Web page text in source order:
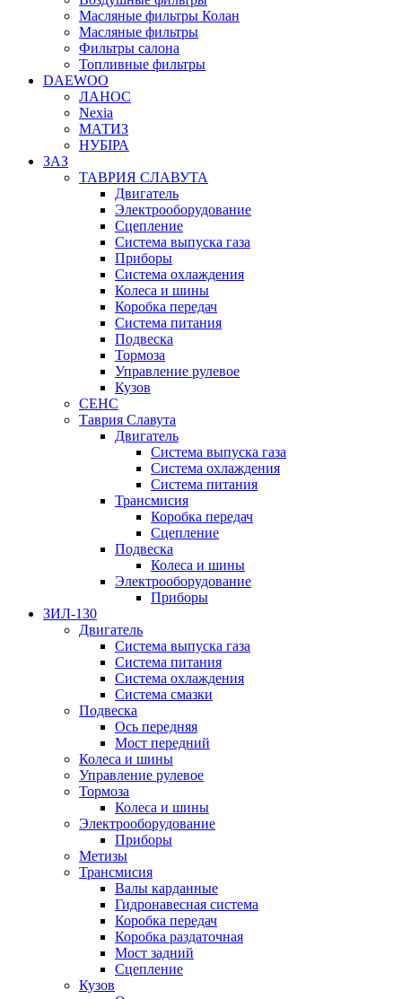
Масляные фильтры Колан
Масляные фильтры
Фильтры салона
Топливные фильтры
DAEWOO
ЛАНОС
Nexia
МАТИЗ
НУБІРА
ЗАЗ
ТАВРИЯ СЛАВУТА
Двигатель
Электрооборудование
Сцепление
Система выпуска газа
Приборы
Система охлаждения
Колеса и шины
Коробка передач
Система питания
Подвеска
Тормоза
Управление рулевое
Кузов
СЕНС
Таврия Славута
Двигатель
Система выпуска газа
Система охлаждения
Система питания
Трансмисия
Коробка передач
Сцепление
Подвеска
Колеса и шины
Электрооборудование
Приборы
ЗИЛ-130
Двигатель
Система выпуска газа
Система питания
Система охлаждения
Система смазки
Подвеска
Ось передняя
Мост передний
Колеса и шины
Управление рулевое
Тормоза
Колеса и шины
Электрооборудование
Приборы
Метизы
Трансмисия
Валы карданные
Гидронавесная система
Коробка передач
Коробка раздаточная
Мост задний
Сцепление
Кузов